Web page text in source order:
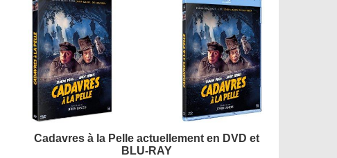
Cadavres à la Pelle actuellement en DVD et
BLU-RAY